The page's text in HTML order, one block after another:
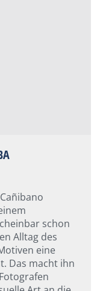
schon
Alltag des
eine
Das macht ihn